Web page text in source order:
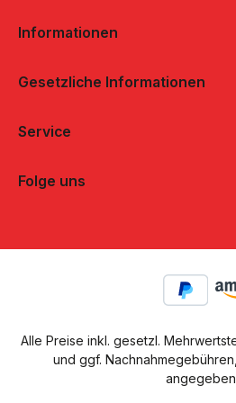
Informationen
Gesetzliche Informationen
Service
Folge uns
Alle Preise inkl. gesetzl.
und ggf.